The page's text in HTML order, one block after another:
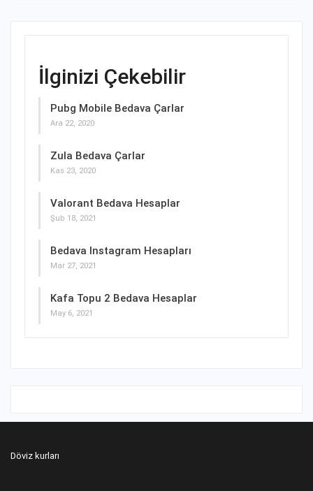
İlginizi Çekebilir
Pubg Mobile Bedava Çarlar
Ara 22, 2020
Zula Bedava Çarlar
Kas 23, 2020
Valorant Bedava Hesaplar
Şub 18, 2021
Bedava Instagram Hesapları
Mar 27, 2021
Kafa Topu 2 Bedava Hesaplar
May 6, 2021
Döviz kurları